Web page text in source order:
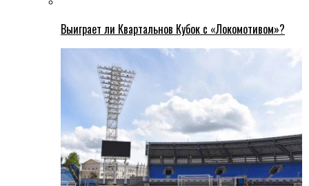
Выиграет ли Квартальнов Кубок с «Локомотивом»?